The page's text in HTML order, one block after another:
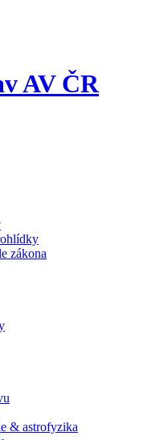
AV ČR
zákona
& astrofyzika